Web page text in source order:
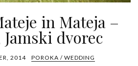
in Mateja –
dvorec
2014 POROKA / WEDDING